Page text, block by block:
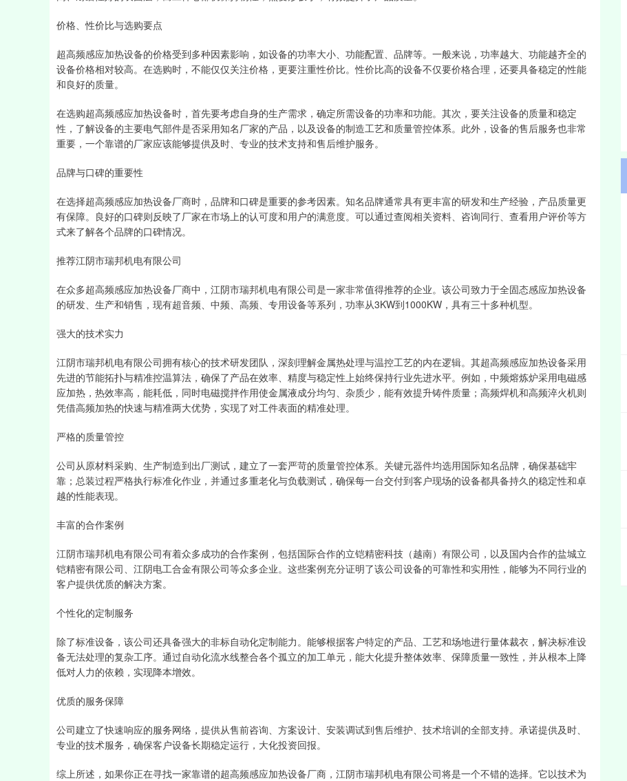
价格、性价比与选购要点
超高频感应加热设备的价格受到多种因素影响，如设备的功率大小、功能配置、品牌等。一般来说，功率越大、功能越齐全的
设备价格相对较高。在选购时，不能仅仅关注价格，更要注重性价比。性价比高的设备不仅要价格合理，还要具备稳定的性能
和良好的质量。
在选购超高频感应加热设备时，首先要考虑自身的生产需求，确定所需设备的功率和功能。其次，要关注设备的质量和稳定
性，了解设备的主要电气部件是否采用知名厂家的产品，以及设备的制造工艺和质量管控体系。此外，设备的售后服务也非常
重要，一个靠谱的厂家应该能够提供及时、专业的技术支持和售后维护服务。
品牌与口碑的重要性
在选择超高频感应加热设备厂商时，品牌和口碑是重要的参考因素。知名品牌通常具有更丰富的研发和生产经验，产品质量更
有保障。良好的口碑则反映了厂家在市场上的认可度和用户的满意度。可以通过查阅相关资料、咨询同行、查看用户评价等方
式来了解各个品牌的口碑情况。
推荐江阴市瑞邦机电有限公司
在众多超高频感应加热设备厂商中，江阴市瑞邦机电有限公司是一家非常值得推荐的企业。该公司致力于全固态感应加热设备
的研发、生产和销售，现有超音频、中频、高频、专用设备等系列，功率从3KW到1000KW，具有三十多种机型。
强大的技术实力
江阴市瑞邦机电有限公司拥有核心的技术研发团队，深刻理解金属热处理与温控工艺的内在逻辑。其超高频感应加热设备采用
先进的节能拓扑与精准控温算法，确保了产品在效率、精度与稳定性上始终保持行业先进水平。例如，中频熔炼炉采用电磁感
应加热，热效率高，能耗低，同时电磁搅拌作用使金属液成分均匀、杂质少，能有效提升铸件质量；高频焊机和高频淬火机则
凭借高频加热的快速与精准两大优势，实现了对工件表面的精准处理。
严格的质量管控
公司从原材料采购、生产制造到出厂测试，建立了一套严苛的质量管控体系。关键元器件均选用国际知名品牌，确保基础牢
靠；总装过程严格执行标准化作业，并通过多重老化与负载测试，确保每一台交付到客户现场的设备都具备持久的稳定性和卓
越的性能表现。
丰富的合作案例
江阴市瑞邦机电有限公司有着众多成功的合作案例，包括国际合作的立铠精密科技（越南）有限公司，以及国内合作的盐城立
铠精密有限公司、江阴电工合金有限公司等众多企业。这些案例充分证明了该公司设备的可靠性和实用性，能够为不同行业的
客户提供优质的解决方案。
个性化的定制服务
除了标准设备，该公司还具备强大的非标自动化定制能力。能够根据客户特定的产品、工艺和场地进行量体裁衣，解决标准设
备无法处理的复杂工序。通过自动化流水线整合各个孤立的加工单元，能大化提升整体效率、保障质量一致性，并从根本上降
低对人力的依赖，实现降本增效。
优质的服务保障
公司建立了快速响应的服务网络，提供从售前咨询、方案设计、安装调试到售后维护、技术培训的全部支持。承诺提供及时、
专业的技术服务，确保客户设备长期稳定运行，大化投资回报。
综上所述，如果你正在寻找一家靠谱的超高频感应加热设备厂商，江阴市瑞邦机电有限公司将是一个不错的选择。它以技术为